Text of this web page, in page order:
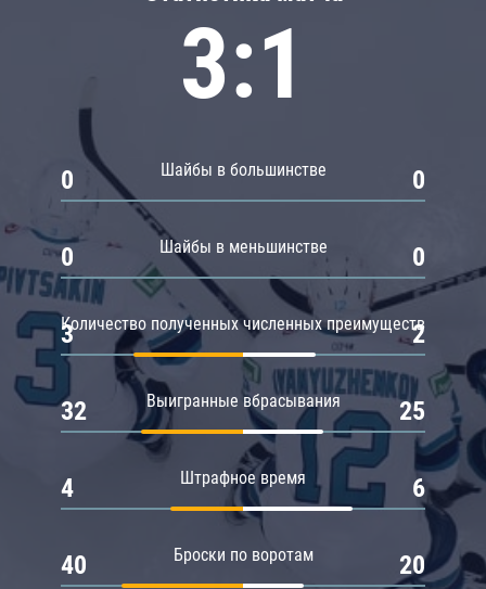
3:1
Шайбы в большинстве
0 0
Шайбы в меньшинстве
0 0
Количество полученных численных преимуществ
3 2
Выигранные вбрасывания
32 25
Штрафное время
4 6
Броски по воротам
40 20